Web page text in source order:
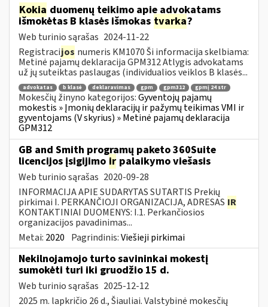
Kokia duomenų teikimo apie advokatams
išmokėtas B klasės išmokas tvarka?
Web turinio sąrašas 2024-11-22
Registracijos numeris KM1070 Ši informacija skelbiama:
Metinė pajamų deklaracija GPM312 Atlygis advokatams
už jų suteiktas paslaugas (individualios veiklos B klasės...
advokatas b klasė deklaravimas gpm gpm312 gpmį 24 str
Mokesčių žinyno kategorijos:Gyventojų pajamų
mokestis » Įmonių deklaracijų ir pažymų teikimas VMI ir
gyventojams (V skyrius) » Metinė pajamų deklaracija
GPM312
GB and Smith programų paketo 360Suite
licencijos įsigijimo ir palaikymo viešasis
Web turinio sąrašas 2020-09-28
INFORMACIJA APIE SUDARYTAS SUTARTIS Prekių
pirkimai I. PERKANČIOJI ORGANIZACIJA, ADRESAS IR
KONTAKTINIAI DUOMENYS: I.1. Perkančiosios
organizacijos pavadinimas...
Metai: 2020 Pagrindinis:Viešieji pirkimai
Nekilnojamojo turto savininkai mokestį
sumokėti turi iki gruodžio 15 d.
Web turinio sąrašas 2025-12-12
2025 m. lapkričio 26 d., Šiauliai. Valstybinė mokesčių